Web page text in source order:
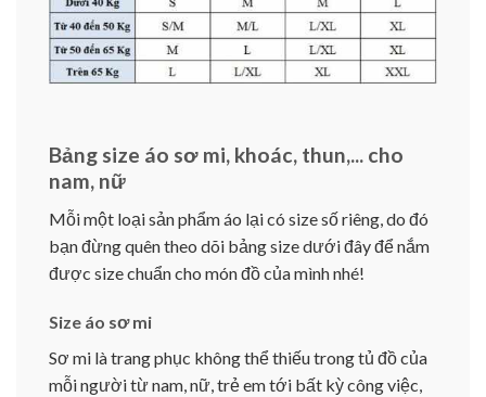
Bảng size áo sơ mi, khoác, thun,... cho
nam, nữ
Mỗi một loại sản phẩm áo lại có size số riêng, do đó
bạn đừng quên theo dõi bảng size dưới đây để nắm
được size chuẩn cho món đồ của mình nhé!
Size áo sơ mi
Sơ mi là trang phục không thể thiếu trong tủ đồ của
mỗi người từ nam, nữ, trẻ em tới bất kỳ công việc,